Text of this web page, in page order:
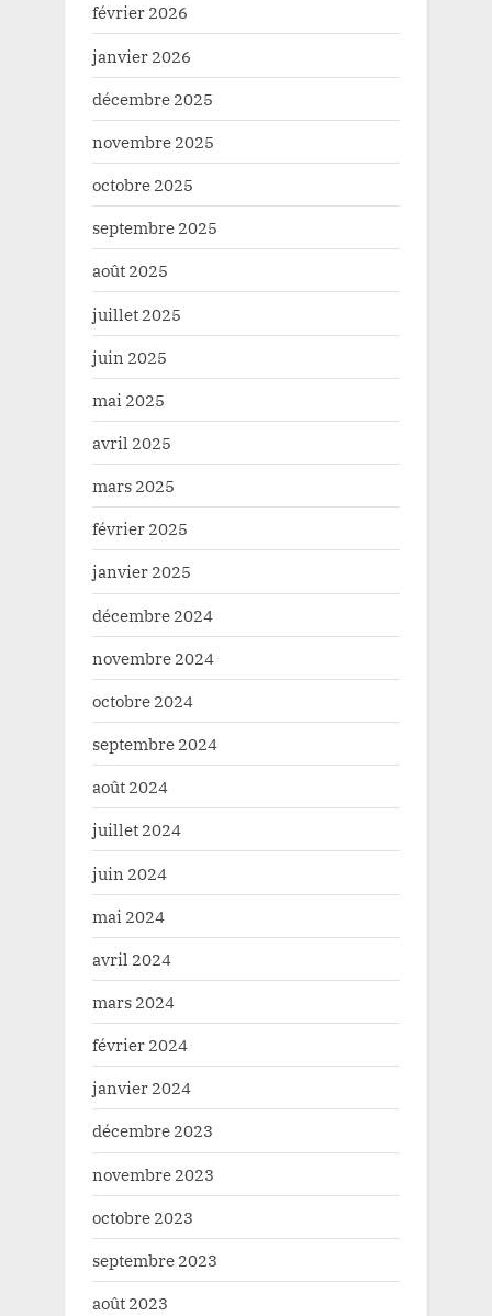
février 2026
janvier 2026
décembre 2025
novembre 2025
octobre 2025
septembre 2025
août 2025
juillet 2025
juin 2025
mai 2025
avril 2025
mars 2025
février 2025
janvier 2025
décembre 2024
novembre 2024
octobre 2024
septembre 2024
août 2024
juillet 2024
juin 2024
mai 2024
avril 2024
mars 2024
février 2024
janvier 2024
décembre 2023
novembre 2023
octobre 2023
septembre 2023
août 2023